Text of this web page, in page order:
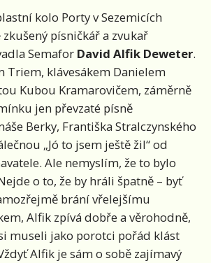
kolo Porty v Sezemicích
písničkář a zvukař
Semafor David Alfik Deweter.
Triem, klávesákem Danielem
Kubou Kramarovičem, záměrně
jen převzaté písně
Berky, Františka Stralczynského
„Jó to jsem ještě žil“ od
Ale nemyslím, že to bylo
o to, že by hráli špatně – byť
brání vřelejšímu
Alfik zpívá dobře a věrohodně,
museli jako porotci pořád klást
Alfik je sám o sobě zajímavý